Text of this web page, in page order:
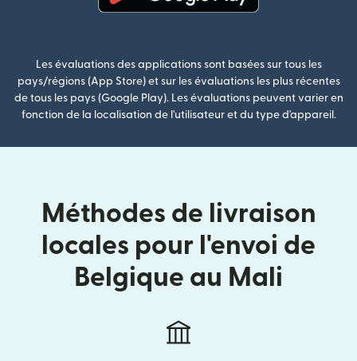
Les évaluations des applications sont basées sur tous les
pays/régions (App Store) et sur les évaluations les plus récentes
de tous les pays (Google Play). Les évaluations peuvent varier en
fonction de la localisation de l'utilisateur et du type d'appareil.
Méthodes de livraison
locales pour l'envoi de
Belgique au Mali